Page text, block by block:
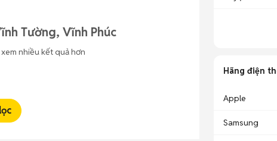
Tường, Vĩnh Phúc
nhiều kết quả hơn
Hãng điện
Apple
Samsung